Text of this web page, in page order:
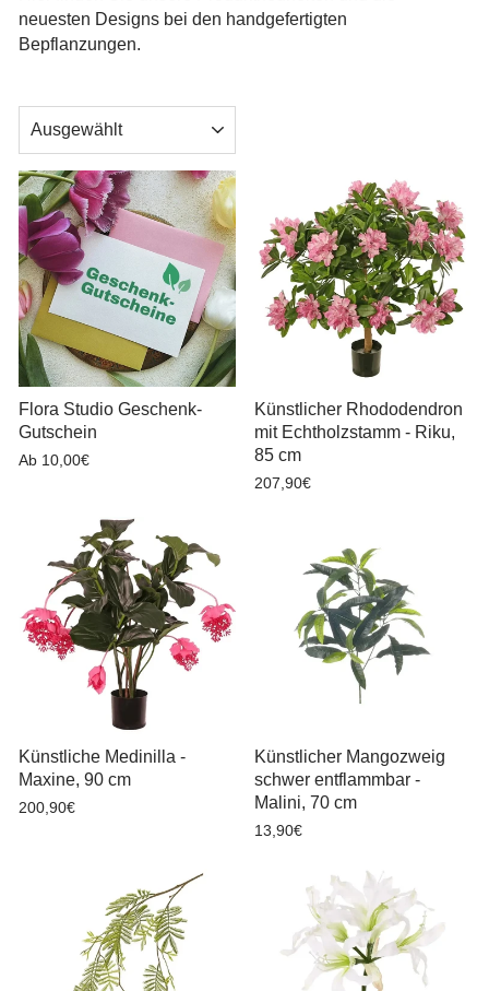
neuesten Designs bei den handgefertigten
Bepflanzungen.
Flora Studio Geschenk-
Gutschein
Ab 10,00€
Künstlicher Rhododendron
mit Echtholzstamm - Riku,
85 cm
207,90€
Künstliche Medinilla -
Maxine, 90 cm
200,90€
Künstlicher Mangozweig
schwer entflammbar -
Malini, 70 cm
13,90€